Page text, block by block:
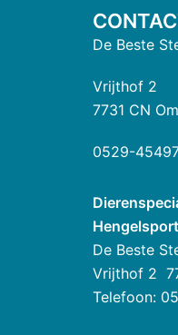
De Beste
Vrijthof 2
7731 CN
0529-
De Beste
Vrijthof 2
Telefoon: